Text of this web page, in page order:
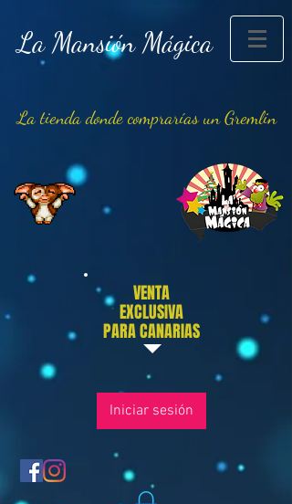
La Mansión Mágica
La tienda donde comprarías un Gremlin
VENTA
EXCLUSIVA
PARA CANARIAS
Iniciar sesión